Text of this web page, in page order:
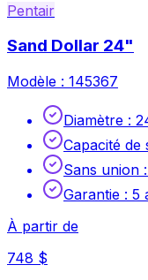
Pentair
Sand Dollar 24"
Modèle : 145367
Diamètre :
Capacité de
Sans union :
Garantie : 5
À partir de
748 $